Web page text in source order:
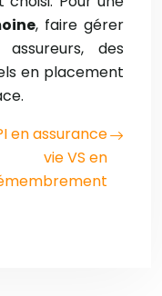
, faire gérer
des
en placement
en assurance
vie VS en